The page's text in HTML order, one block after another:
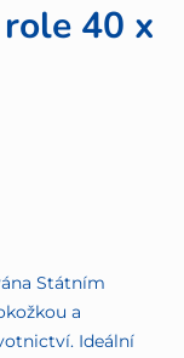
40 x
Státním
a
Ideální